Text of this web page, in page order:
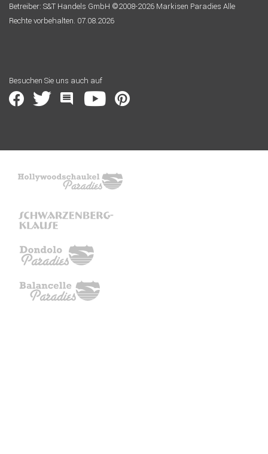
Betreiber: S&T Handels GmbH ©2008-2026 Markisen Paradies Alle
Rechte vorbehalten. 07.08.2026
Besuchen Sie uns auch auf